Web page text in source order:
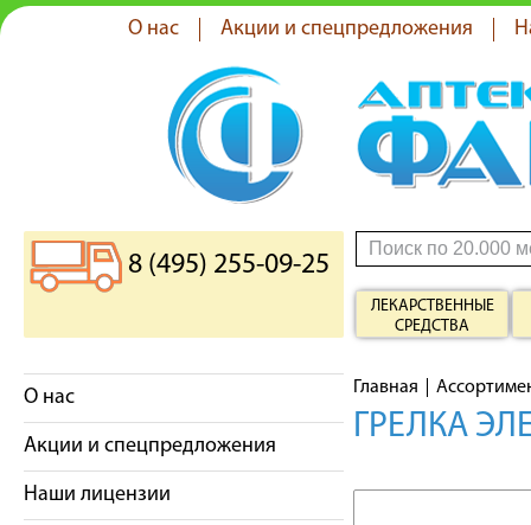
О нас Акции и спецпредложения
8 (495) 255-09-25
ЛЕКАРСТВЕННЫЕ
СРЕДСТВА
О нас
Акции и спецпредложения
Наши лицензии
Главная
ГРЕЛКА